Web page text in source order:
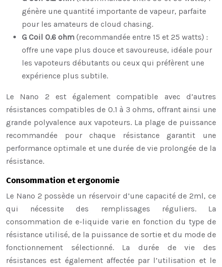
génère une quantité importante de vapeur, parfaite
pour les amateurs de cloud chasing.
G Coil 0.6 ohm (recommandée entre 15 et 25 watts) :
offre une vape plus douce et savoureuse, idéale pour
les vapoteurs débutants ou ceux qui préfèrent une
expérience plus subtile.
Le Nano 2 est également compatible avec d’autres
résistances compatibles de 0.1 à 3 ohms, offrant ainsi une
grande polyvalence aux vapoteurs. La plage de puissance
recommandée pour chaque résistance garantit une
performance optimale et une durée de vie prolongée de la
résistance.
Consommation et ergonomie
Le Nano 2 possède un réservoir d’une capacité de 2ml, ce
qui nécessite des remplissages réguliers. La
consommation de e-liquide varie en fonction du type de
résistance utilisé, de la puissance de sortie et du mode de
fonctionnement sélectionné. La durée de vie des
résistances est également affectée par l’utilisation et le